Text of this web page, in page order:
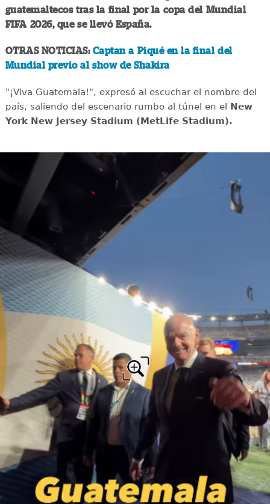
guatemaltecos tras la final por la copa del Mundial
FIFA 2026, que se llevó España.
OTRAS NOTICIAS: Captan a Piqué en la final del
Mundial previo al show de Shakira
"¡Viva Guatemala!", expresó al escuchar el nombre del
país, saliendo del escenario rumbo al túnel en el New
York New Jersey Stadium (MetLife Stadium).